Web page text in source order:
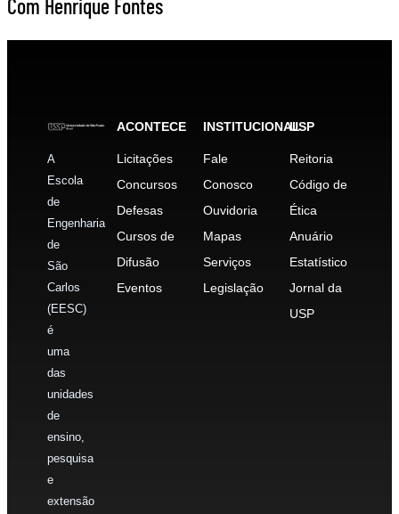
Com Henrique Fontes
A
Escola
de
Engenharia
de
São
Carlos
(EESC)
é
uma
das
unidades
de
ensino,
pesquisa
e
extensão
ACONTECE
Licitações
Concursos
Defesas
Cursos de
Difusão
Eventos
INSTITUCIONAL
Fale
Conosco
Ouvidoria
Mapas
Serviços
Legislação
USP
Reitoria
Código de
Ética
Anuário
Estatístico
Jornal da
USP